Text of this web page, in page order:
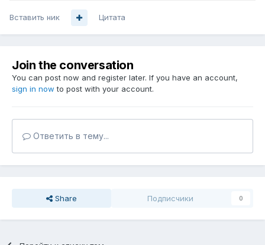
Вставить ник Цитата
Join the conversation
You can post now and register later. If you have an account,
sign in now to post with your account.
Ответить в тему...
Share Подписчики 0